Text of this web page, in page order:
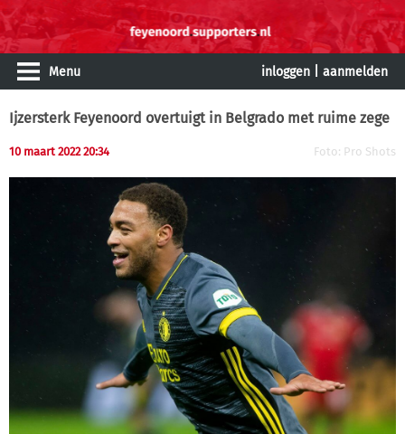
Menu inloggen aanmelden
Ijzersterk Feyenoord overtuigt in Belgrado met ruime zege
10 maart 2022 20:34 Foto: Pro Shots